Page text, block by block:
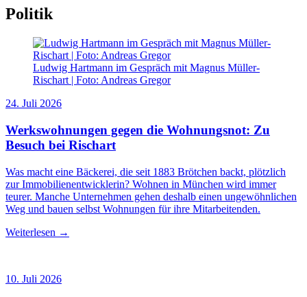
Politik
Ludwig Hartmann im Gespräch mit Magnus Müller-
Rischart | Foto: Andreas Gregor
24. Juli 2026
Werkswohnungen gegen die Wohnungsnot: Zu
Besuch bei Rischart
Was macht eine Bäckerei, die seit 1883 Brötchen backt, plötzlich
zur Immobilienentwicklerin? Wohnen in München wird immer
teurer. Manche Unternehmen gehen deshalb einen ungewöhnlichen
Weg und bauen selbst Wohnungen für ihre Mitarbeitenden.
Weiterlesen →
10. Juli 2026